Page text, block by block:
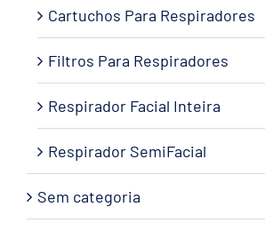
Cartuchos Para Respiradores
Filtros Para Respiradores
Respirador Facial Inteira
Respirador SemiFacial
Sem categoria